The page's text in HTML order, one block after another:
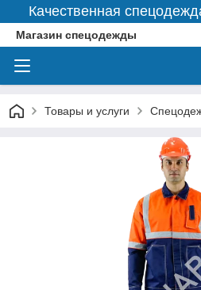
Качественная
Магазин спецодежды
Товары и услуги